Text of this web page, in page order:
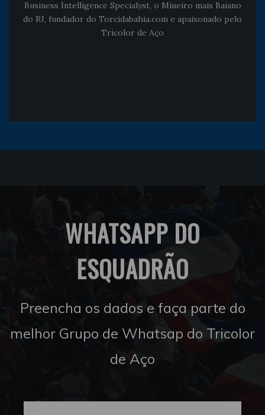
Business Intelligence Specialyst, o Mineiro mais Baiano
do RJ, fundador do Torcidabahia.com e apaixonado pelo
Tricolor de Aço
WHATSAPP DO
ESQUADRÃO
Preencha os dados e faça parte do
melhor Grupo de Whatsap do Tricolor
de Aço